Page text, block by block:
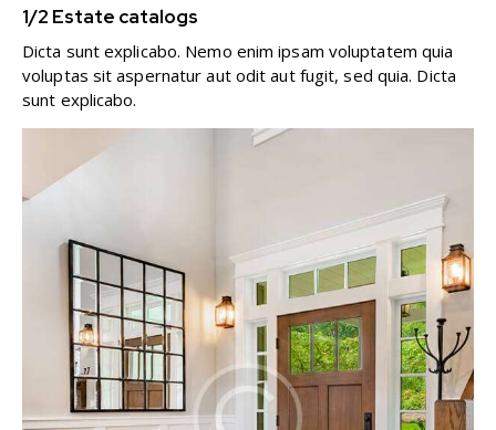
1/2 Estate catalogs
Dicta sunt explicabo. Nemo enim ipsam voluptatem quia
voluptas sit aspernatur aut odit aut fugit, sed quia. Dicta
sunt explicabo.